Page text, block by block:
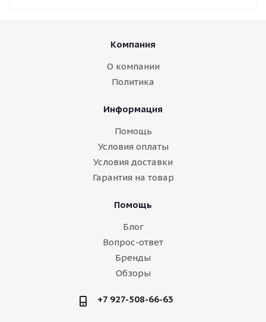
Компания
О компании
Политика
Информация
Помощь
Условия оплаты
Условия доставки
Гарантия на товар
Помощь
Блог
Вопрос-ответ
Бренды
Обзоры
+7 927-508-66-63